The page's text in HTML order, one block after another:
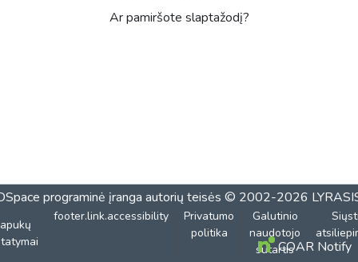
Ar pamiršote slaptažodį?
programinė įranga autorių teisės © 2002-2026
footer.link.accessibility
Privatumo
politika
Galutinio
naudotojo
sutartisCOAR Notify